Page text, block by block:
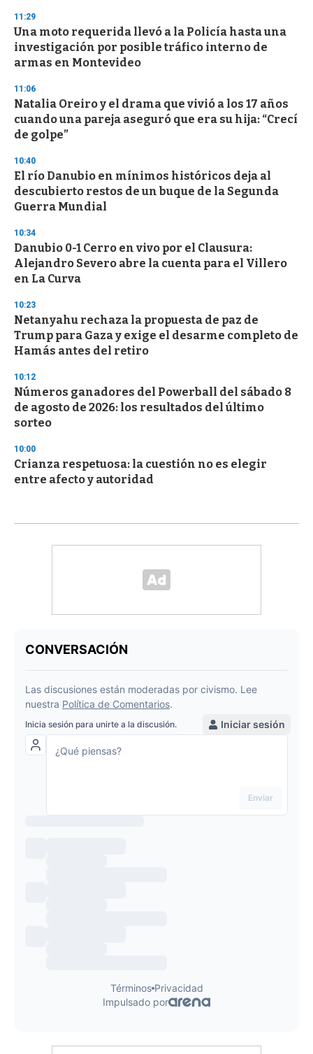
s
e
c
o
n
s
11:29
Una moto requerida llevó a la Policía hasta una
investigación por posible tráfico interno de
armas en Montevideo
11:06
Natalia Oreiro y el drama que vivió a los 17 años
cuando una pareja aseguró que era su hija: “Crecí
de golpe”
10:40
El río Danubio en mínimos históricos deja al
descubierto restos de un buque de la Segunda
Guerra Mundial
10:34
Danubio 0-1 Cerro en vivo por el Clausura:
Alejandro Severo abre la cuenta para el Villero
en La Curva
10:23
Netanyahu rechaza la propuesta de paz de
Trump para Gaza y exige el desarme completo de
Hamás antes del retiro
10:12
Números ganadores del Powerball del sábado 8
de agosto de 2026: los resultados del último
sorteo
10:00
Crianza respetuosa: la cuestión no es elegir
entre afecto y autoridad